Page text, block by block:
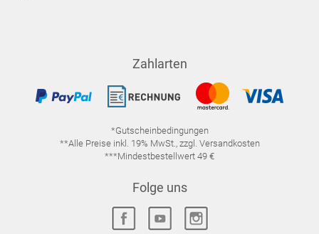
Zahlarten
*Gutscheinbedingungen
**Alle Preise inkl. 19% MwSt., zzgl. Versandkosten
***Mindestbestellwert 49 €
Folge uns